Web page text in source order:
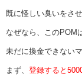
既に怪しい臭いをさせ
なぜなら、このPOM
未だに換金できない
まず、 登録すると